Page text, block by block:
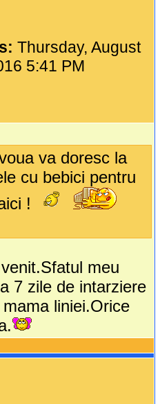
Thursday, August
5:41 PM
va doresc la
cu bebici pentru
!
meu
7 zile de intarziere
liniei.Orice